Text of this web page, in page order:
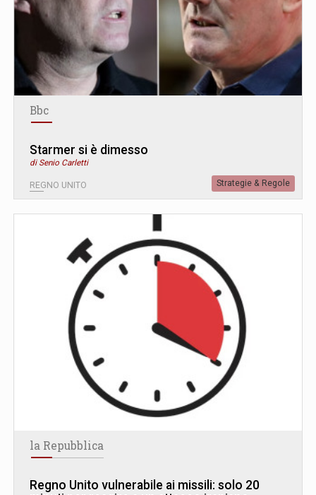
Bbc
Starmer si è dimesso
di Senio Carletti
REGNO UNITO Strategie & Regole
la Repubblica
Regno Unito vulnerabile ai missili: solo 20